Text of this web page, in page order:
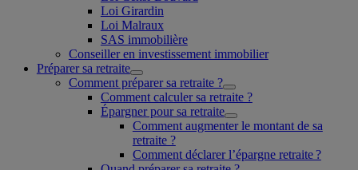
Loi Girardin
Loi Malraux
SAS immobilière
Conseiller en investissement immobilier
Préparer sa retraite
Comment préparer sa retraite ?
Comment calculer sa retraite ?
Épargner pour sa retraite
Comment augmenter le montant de sa
retraite ?
Comment déclarer l’épargne retraite ?